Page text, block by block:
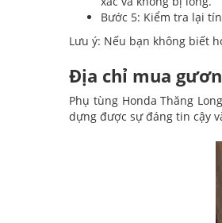
Bước 5: Kiểm tra lại
Lưu ý: Nếu bạn không biết
Địa chỉ mua
Phụ tùng Honda Thăng
dựng được sự đáng tin cậy